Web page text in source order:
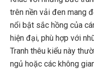
trên nền vải đen mang
nổi bật sắc hồng của
hiện đại, phù hợp với
Tranh thêu kiểu này
ngủ hoặc các không